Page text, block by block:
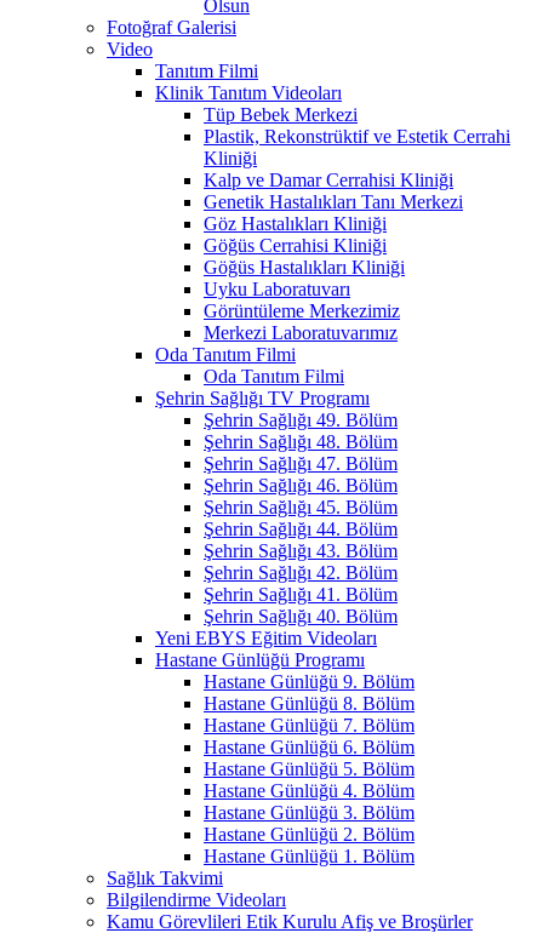
Olsun
Fotoğraf Galerisi
Video
Tanıtım Filmi
Klinik Tanıtım Videoları
Tüp Bebek Merkezi
Plastik, Rekonstrüktif ve Estetik Cerrahi
Kliniği
Kalp ve Damar Cerrahisi Kliniği
Genetik Hastalıkları Tanı Merkezi
Göz Hastalıkları Kliniği
Göğüs Cerrahisi Kliniği
Göğüs Hastalıkları Kliniği
Uyku Laboratuvarı
Görüntüleme Merkezimiz
Merkezi Laboratuvarımız
Oda Tanıtım Filmi
Oda Tanıtım Filmi
Şehrin Sağlığı TV Programı
Şehrin Sağlığı 49. Bölüm
Şehrin Sağlığı 48. Bölüm
Şehrin Sağlığı 47. Bölüm
Şehrin Sağlığı 46. Bölüm
Şehrin Sağlığı 45. Bölüm
Şehrin Sağlığı 44. Bölüm
Şehrin Sağlığı 43. Bölüm
Şehrin Sağlığı 42. Bölüm
Şehrin Sağlığı 41. Bölüm
Şehrin Sağlığı 40. Bölüm
Yeni EBYS Eğitim Videoları
Hastane Günlüğü Programı
Hastane Günlüğü 9. Bölüm
Hastane Günlüğü 8. Bölüm
Hastane Günlüğü 7. Bölüm
Hastane Günlüğü 6. Bölüm
Hastane Günlüğü 5. Bölüm
Hastane Günlüğü 4. Bölüm
Hastane Günlüğü 3. Bölüm
Hastane Günlüğü 2. Bölüm
Hastane Günlüğü 1. Bölüm
Sağlık Takvimi
Bilgilendirme Videoları
Kamu Görevlileri Etik Kurulu Afiş ve Broşürler